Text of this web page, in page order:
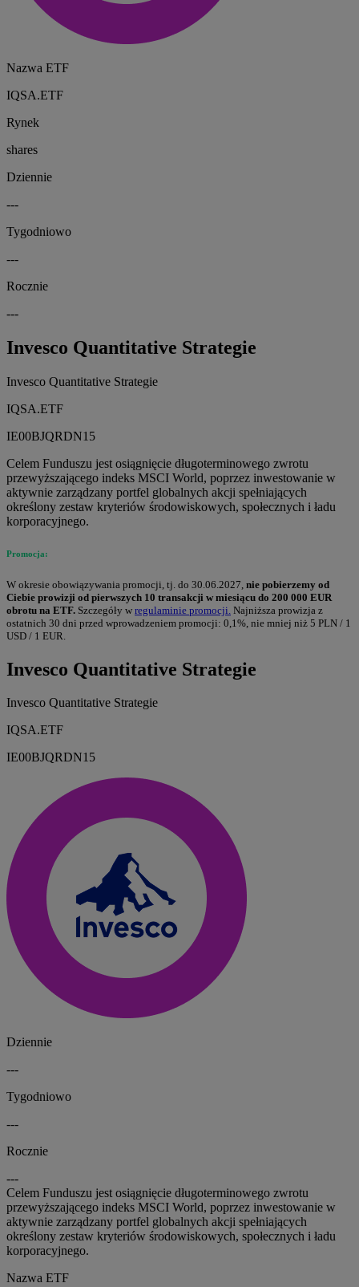
Nazwa ETF
IQSA.ETF
Rynek
shares
Dziennie
---
Tygodniowo
---
Rocznie
---
Invesco Quantitative Strategie
Invesco Quantitative Strategie
IQSA.ETF
IE00BJQRDN15
Celem Funduszu jest osiągnięcie długoterminowego zwrotu
przewyższającego indeks MSCI World, poprzez inwestowanie w
aktywnie zarządzany portfel globalnych akcji spełniających
określony zestaw kryteriów środowiskowych, społecznych i ładu
korporacyjnego.
Promocja:
W okresie obowiązywania promocji, tj. do 30.06.2027, nie pobierzemy od
Ciebie prowizji od pierwszych 10 transakcji w miesiącu do 200 000 EUR
obrotu na ETF. Szczegóły w regulaminie promocji. Najniższa prowizja z
ostatnich 30 dni przed wprowadzeniem promocji: 0,1%, nie mniej niż 5 PLN / 1
USD / 1 EUR.
Invesco Quantitative Strategie
Invesco Quantitative Strategie
IQSA.ETF
IE00BJQRDN15
Dziennie
---
Tygodniowo
---
Rocznie
---
Celem Funduszu jest osiągnięcie długoterminowego zwrotu
przewyższającego indeks MSCI World, poprzez inwestowanie w
aktywnie zarządzany portfel globalnych akcji spełniających
określony zestaw kryteriów środowiskowych, społecznych i ładu
korporacyjnego.
Nazwa ETF